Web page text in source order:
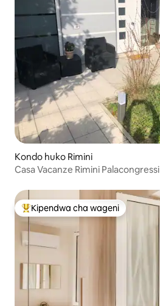
Kondo huko Rimini
Casa Vacanze Rimini Palacongressi
Kipendwa maarufu cha wageni
Kipendwa cha wageni